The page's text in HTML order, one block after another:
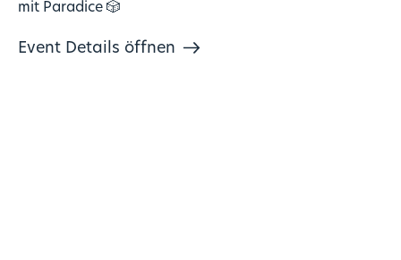
mit Paradice 🎲
Event Details öffnen